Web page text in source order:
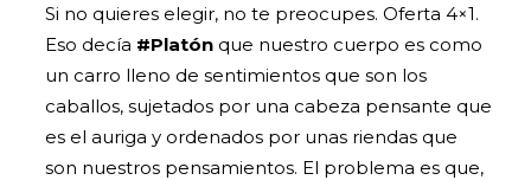
Si no quieres elegir, no te preocupes. Oferta 4×1.
Eso decía #Platónque nuestro cuerpo es como
un carro lleno de sentimientos que son los
caballos, sujetados por una cabeza pensante que
es el auriga y ordenados por unas riendas que
son nuestros pensamientos. El problema es que,